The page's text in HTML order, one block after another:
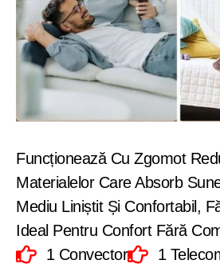
Funcționează Cu Zgomot
Materialelor Care Absorb
Mediu Liniștit Și Confortabil,
Ideal Pentru Confort Fără
1 Convector
1